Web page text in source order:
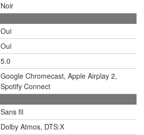
Noir
Oui
Oui
5.0
Google Chromecast, Apple Airplay 2,
Spotify Connect
Sans fil
Dolby Atmos, DTS:X